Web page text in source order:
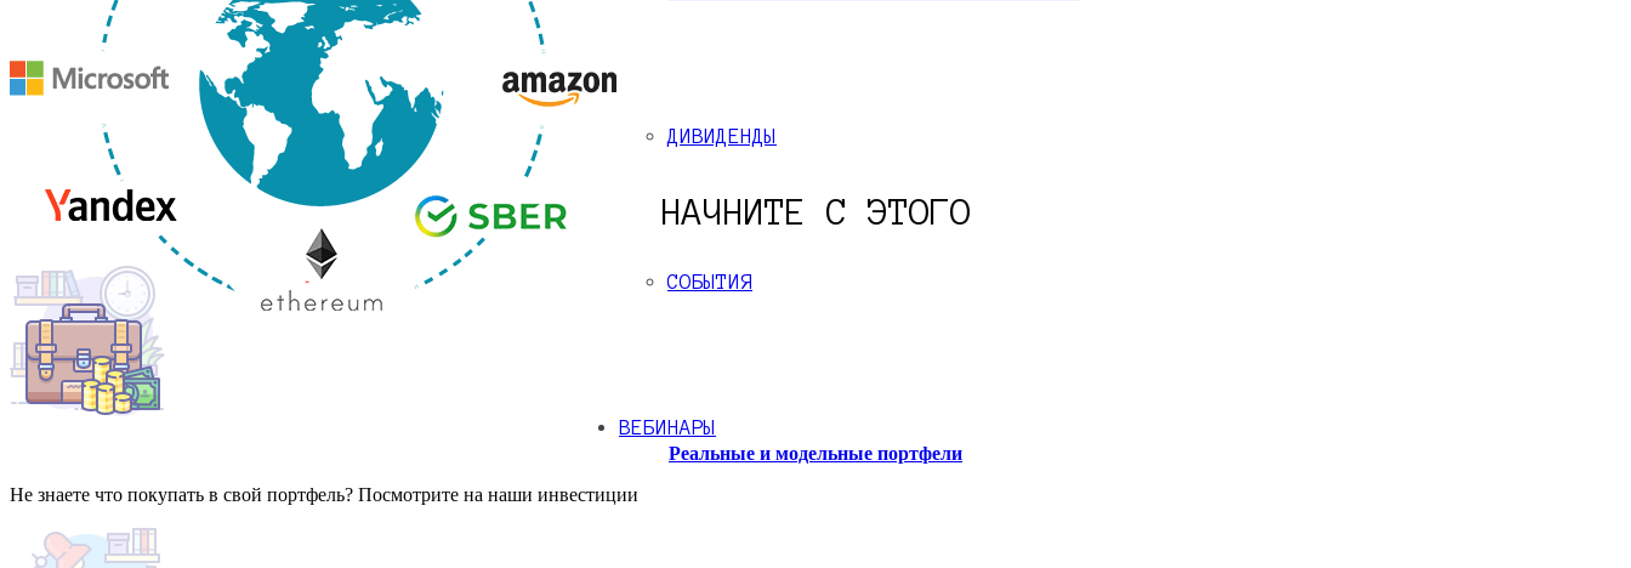
ДИВИДЕНДЫ
СОБЫТИЯ
ВЕБИНАРЫ
НАЧНИТЕ С ЭТОГО
Реальные и модельные портфели
Не знаете что покупать в свой портфель? Посмотрите на наши инвестиции